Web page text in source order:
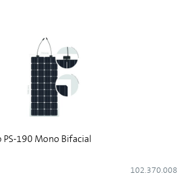
190 Mono Bifacial
102.370.008